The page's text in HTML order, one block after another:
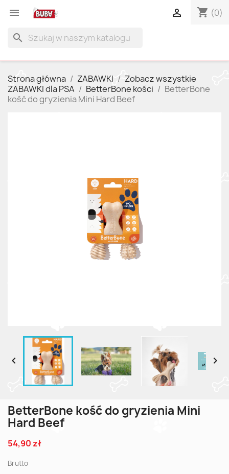
 shopping_cart (0)

search
Strona główna ZABAWKI
Zobacz wszystkie
ZABAWKI dla PSA
BetterBone kości
BetterBone
kość do gryzienia Mini Hard Beef
 
BetterBone kość do gryzienia Mini
Hard Beef
54,90 zł
Brutto